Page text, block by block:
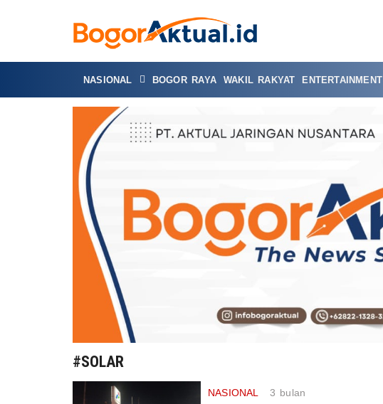
NASIONAL BOGOR RAYA WAKIL RAKYAT ENTERTAINMENT
#SOLAR
NASIONAL 3 bulan